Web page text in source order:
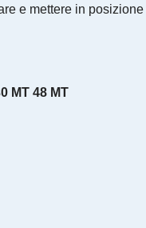
e mettere in
MT 48 MT